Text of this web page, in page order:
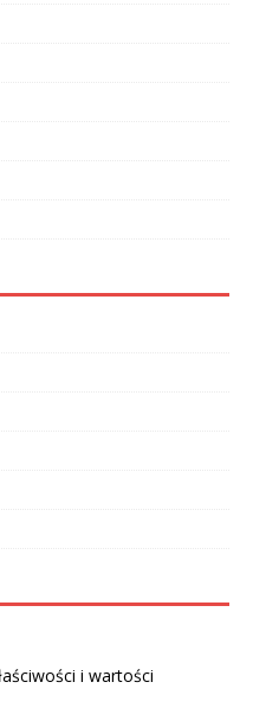
i wartości